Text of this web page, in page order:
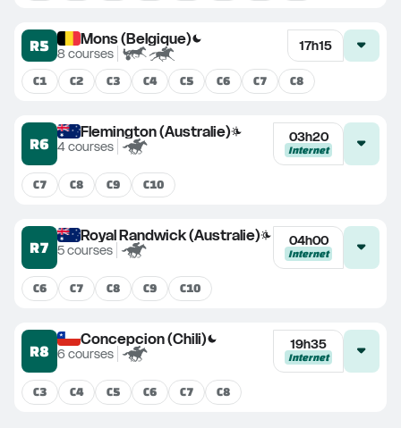
R5 Mons (Belgique)
8 courses 17h15
C1 C2 C3 C4 C5 C6 C7 C8
R6
Flemington (Australie)
4courses
03h20
Internet
C7 C8 C9 C10
R7
Royal Randwick (Australie)
5courses
04h00
Internet
C6 C7 C8 C9 C10
R8
Concepcion (Chili)
6 courses
19h35
Internet
C3 C4 C5 C6 C7 C8